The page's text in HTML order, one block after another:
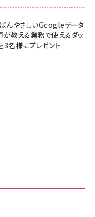
んやさしいGoogleデータ
教える業務で使えるダッ
3名様にプレゼント